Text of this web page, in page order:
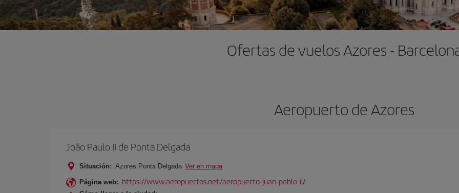
Ofertas de vuelos Azores -
Aeropuerto de Azores
João Paulo II de Ponta Delgada
Situación: Azores Ponta Delgada Ver en mapa
Página web: https://www.aeropuertos.net/aeropuerto-juan-pablo-ii/